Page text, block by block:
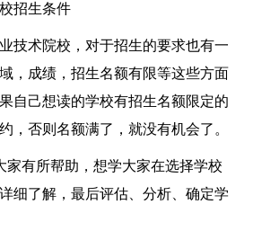
招生条件
技术院校，对于招生的要求也有一
，成绩，招生名额有限等这些方面
自己想读的学校有招生名额限定的
，否则名额满了，就没有机会了。
家有所帮助，想学大家在选择学校
细了解，最后评估、分析、确定学